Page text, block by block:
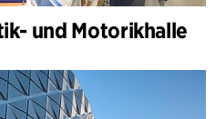
und Motorikhalle